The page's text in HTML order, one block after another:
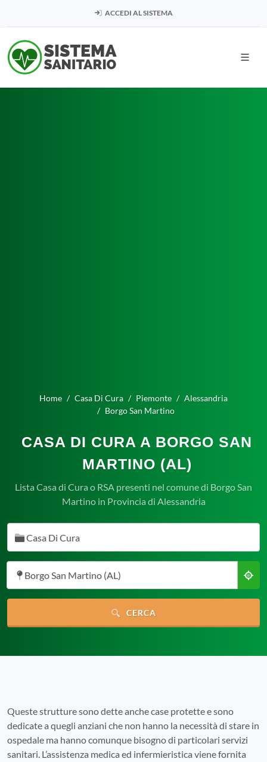
ACCEDI AL SISTEMA
Home Casa Di Cura Piemonte
Alessandria
Borgo San Martino
CASA DI CURA A BORGO SAN
MARTINO (AL)
Lista Casa di Cura o RSA presenti nel comune di Borgo San
Martino in Provincia di Alessandria
Casa Di Cura
Borgo San Martino (AL)
CERCA
Queste strutture sono dette anche case protette e sono
dedicate a quegli anziani che non hanno la necessità di stare in
ospedale ma hanno comunque bisogno di particolari servizi
sanitari. L’assistenza medica ed infermieristica viene fornita